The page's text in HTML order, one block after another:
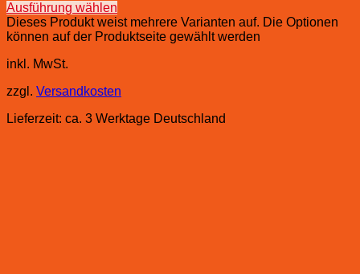
Ausführung wählen
Dieses Produkt weist mehrere Varianten auf. Die Optionen
können auf der Produktseite gewählt werden
inkl. MwSt.
zzgl. Versandkosten
Lieferzeit: ca. 3 Werktage Deutschland